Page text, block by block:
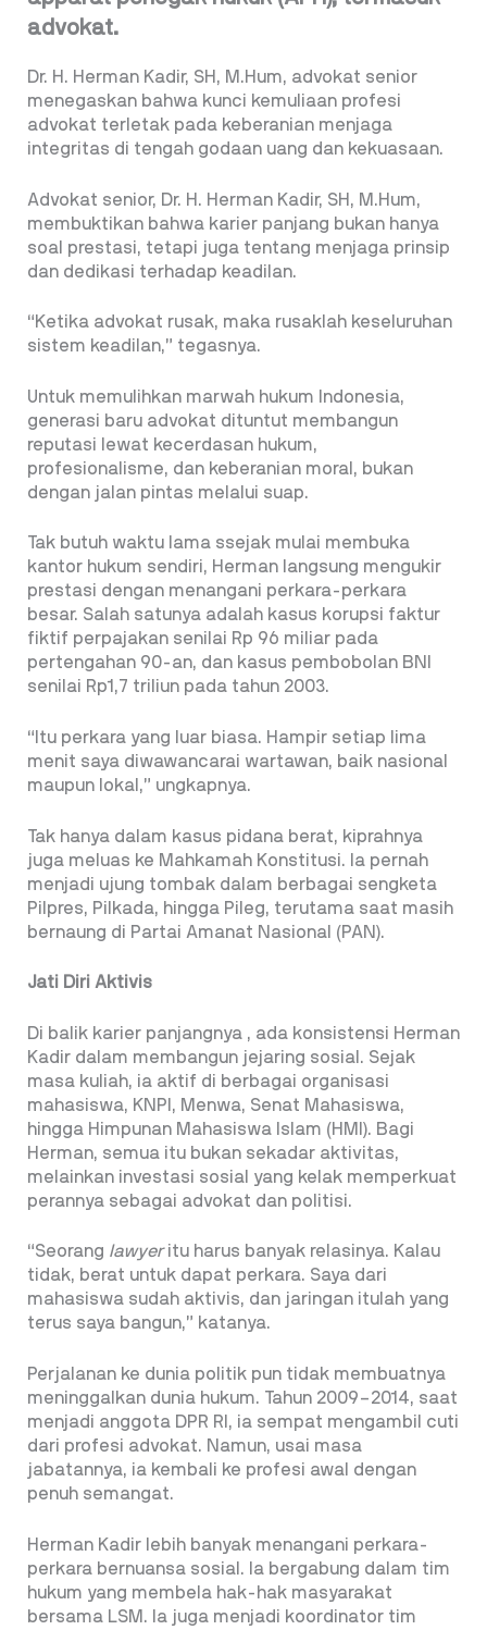
advokat.
Dr. H. Herman Kadir, SH, M.Hum, advokat senior
menegaskan bahwa kunci kemuliaan profesi
advokat terletak pada keberanian menjaga
integritas di tengah godaan uang dan kekuasaan.
Advokat senior, Dr. H. Herman Kadir, SH, M.Hum,
membuktikan bahwa karier panjang bukan hanya
soal prestasi, tetapi juga tentang menjaga prinsip
dan dedikasi terhadap keadilan.
“Ketika advokat rusak, maka rusaklah keseluruhan
sistem keadilan,” tegasnya.
Untuk memulihkan marwah hukum Indonesia,
generasi baru advokat dituntut membangun
reputasi lewat kecerdasan hukum,
profesionalisme, dan keberanian moral, bukan
dengan jalan pintas melalui suap.
Tak butuh waktu lama ssejak mulai membuka
kantor hukum sendiri, Herman langsung mengukir
prestasi dengan menangani perkara-perkara
besar. Salah satunya adalah kasus korupsi faktur
fiktif perpajakan senilai Rp 96 miliar pada
pertengahan 90-an, dan kasus pembobolan BNI
senilai Rp1,7 triliun pada tahun 2003.
“Itu perkara yang luar biasa. Hampir setiap lima
menit saya diwawancarai wartawan, baik nasional
maupun lokal,” ungkapnya.
Tak hanya dalam kasus pidana berat, kiprahnya
juga meluas ke Mahkamah Konstitusi. Ia pernah
menjadi ujung tombak dalam berbagai sengketa
Pilpres, Pilkada, hingga Pileg, terutama saat masih
bernaung di Partai Amanat Nasional (PAN).
Jati Diri Aktivis
Di balik karier panjangnya , ada konsistensi Herman
Kadir dalam membangun jejaring sosial. Sejak
masa kuliah, ia aktif di berbagai organisasi
mahasiswa, KNPI, Menwa, Senat Mahasiswa,
hingga Himpunan Mahasiswa Islam (HMI). Bagi
Herman, semua itu bukan sekadar aktivitas,
melainkan investasi sosial yang kelak memperkuat
perannya sebagai advokat dan politisi.
“Seorang lawyeritu harus banyak relasinya. Kalau
tidak, berat untuk dapat perkara. Saya dari
mahasiswa sudah aktivis, dan jaringan itulah yang
terus saya bangun,” katanya.
Perjalanan ke dunia politik pun tidak membuatnya
meninggalkan dunia hukum. Tahun 2009–2014, saat
menjadi anggota DPR RI, ia sempat mengambil cuti
dari profesi advokat. Namun, usai masa
jabatannya, ia kembali ke profesi awal dengan
penuh semangat.
Herman Kadir lebih banyak menangani perkara-
perkara bernuansa sosial. Ia bergabung dalam tim
hukum yang membela hak-hak masyarakat
bersama LSM. Ia juga menjadi koordinator tim